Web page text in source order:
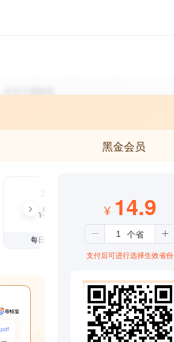
黑金会员
3个月
¥99
每日仅1.08元
¥ 14.9
支付后可进行选择生效省份